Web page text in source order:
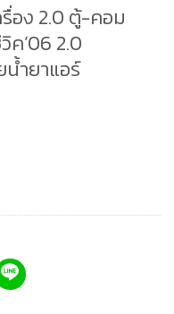
อง 2.0 ตู้-คอม
’06 2.0
น้ำยาแอร์